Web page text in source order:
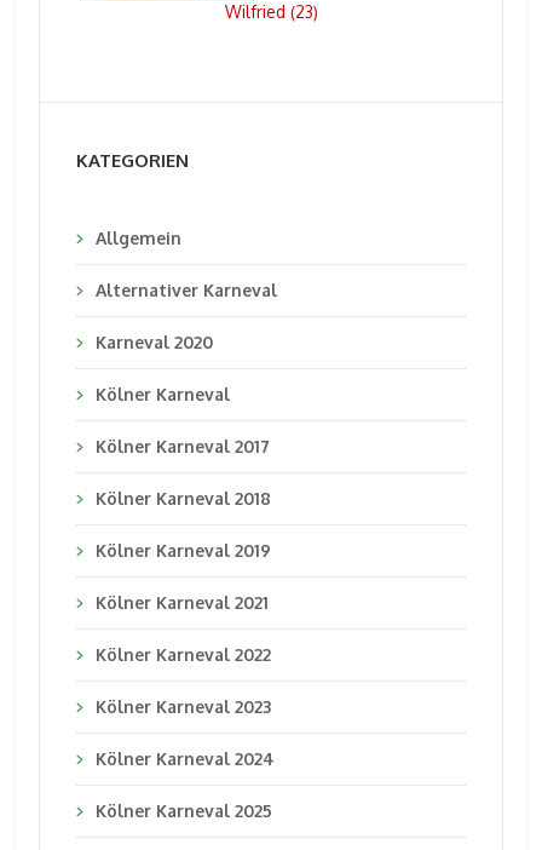
Wilfried (23)
KATEGORIEN
Allgemein
Alternativer Karneval
Karneval 2020
Kölner Karneval
Kölner Karneval 2017
Kölner Karneval 2018
Kölner Karneval 2019
Kölner Karneval 2021
Kölner Karneval 2022
Kölner Karneval 2023
Kölner Karneval 2024
Kölner Karneval 2025